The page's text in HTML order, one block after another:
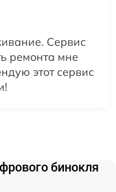
Сервис
ремонта мне
этот сервис
бинокля